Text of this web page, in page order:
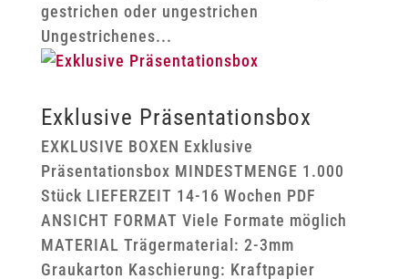
gestrichen oder ungestrichen
Ungestrichenes...
Exklusive Präsentationsbox
EXKLUSIVE BOXEN Exklusive
Präsentationsbox MINDESTMENGE 1.000
Stück LIEFERZEIT 14-16 Wochen PDF
ANSICHT FORMAT Viele Formate möglich
MATERIAL Trägermaterial: 2-3mm
Graukarton Kaschierung: Kraftpapier